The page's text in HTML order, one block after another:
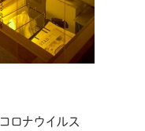
ロナウイルス